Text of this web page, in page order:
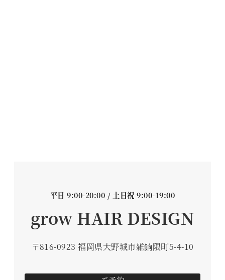
平日 9:00-20:00 / 土日祝 9:00-19:00
grow HAIR DESIGN
〒816-0923 福岡県大野城市雑餉隈町5-4-10